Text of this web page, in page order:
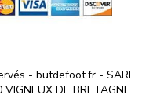
- butdefoot.fr - SARL
DE BRETAGNE